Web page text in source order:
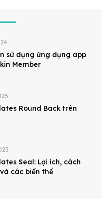
sử dụng ứng dụng app
Member
Round Back trên
Seal: Lợi ích, cách
các biến thể